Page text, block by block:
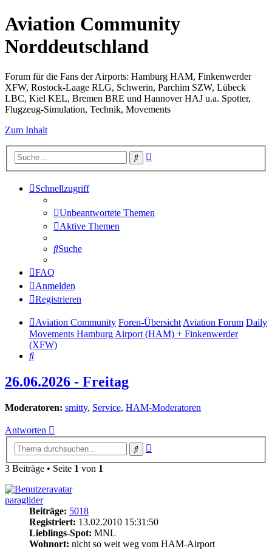
Aviation Community
Norddeutschland
Forum für die Fans der Airports: Hamburg HAM, Finkenwerder
XFW, Rostock-Laage RLG, Schwerin, Parchim SZW, Lübeck
LBC, Kiel KEL, Bremen BRE und Hannover HAJ u.a. Spotter,
Flugzeug-Simulation, Technik, Movements
Zum Inhalt
Suche
Schnellzugriff
Unbeantwortete Themen
Aktive Themen
Suche
FAQ
Anmelden
Registrieren
Aviation Community Foren-ÜbersichtAviation Forum Daily
Movements Hamburg Airport (HAM) + Finkenwerder
(XFW)
Suche
26.06.2026 - Freitag
Moderatoren: smitty, Service, HAM-Moderatoren
Antworten
Suche
3 Beiträge • Seite 1 von 1
paraglider
Beiträge: 5018
Registriert: 13.02.2010 15:31:50
Lieblings-Spot: MNL
Wohnort: nicht so weit weg vom HAM-Airport